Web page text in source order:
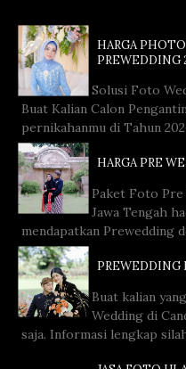
HARGA
PREWEDDING
Solusi Foto
Buat Kalian Calon
pernikahanmu di Tahun
HARGA PRE
Paket Foto Pre
Jawa Tengah
mendapatkan Prewedding
PREWEDDING
Buat kalian
Wedding di
saja. Informasi lengkap